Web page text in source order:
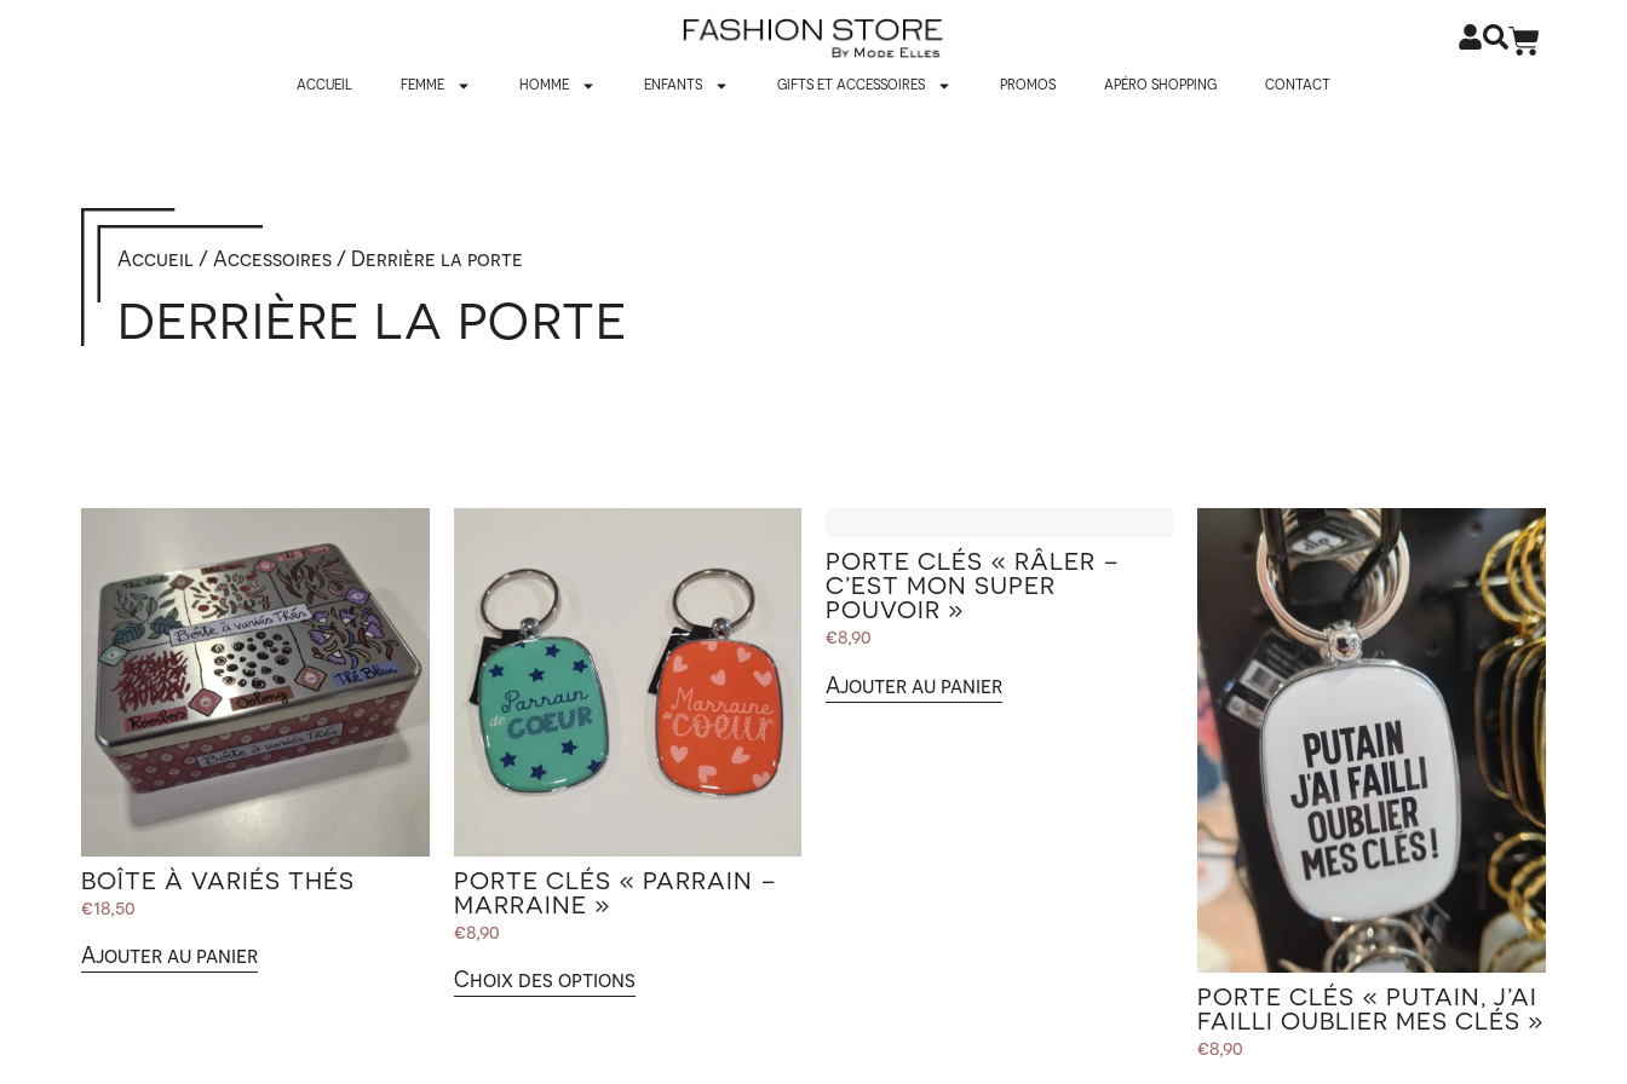
ACCUEIL FEMME HOMME ENFANTS GIFTS ET ACCESSOIRES PROMOS APÉRO SHOPPING CONTACT
Accueil / Accessoires / Derrière la porte
DERRIÈRE LA PORTE
BOÎTE À VARIÉS THÉS
€18,50
Ajouter au panier
PORTE CLÉS « PARRAIN –
MARRAINE »
€8,90
Choix des options
PORTE CLÉS « RÂLER –
C’EST MON SUPER
POUVOIR »
€8,90
Ajouter au panier
PORTE CLÉS « PUTAIN, J’AI
FAILLI OUBLIER MES CLÉS »
€8,90